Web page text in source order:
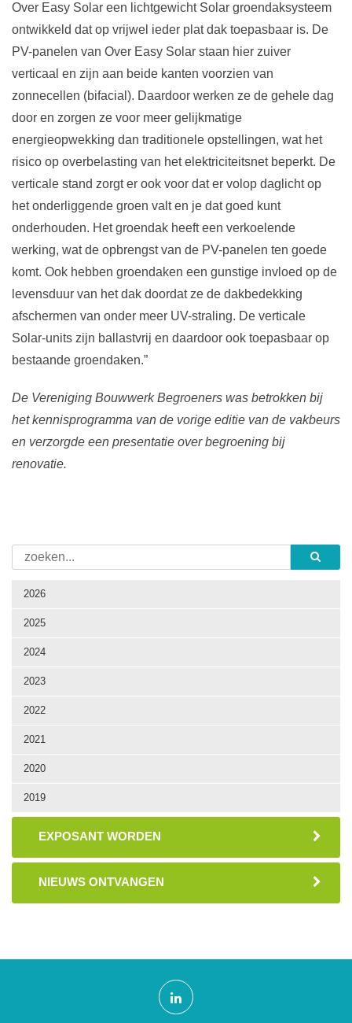
2026
2025
2024
2023
2022
2021
2020
2019
EXPOSANT WORDEN
NIEUWS ONTVANGEN
Over Easy Solar een lichtgewicht Solar groendaksysteem
ontwikkeld dat op vrijwel ieder plat dak toepasbaar is. De
PV-panelen van Over Easy Solar staan hier zuiver
verticaal en zijn aan beide kanten voorzien van
zonnecellen (bifacial). Daardoor werken ze de gehele dag
door en zorgen ze voor meer gelijkmatige
energieopwekking dan traditionele opstellingen, wat het
risico op overbelasting van het elektriciteitsnet beperkt. De
verticale stand zorgt er ook voor dat er volop daglicht op
het onderliggende groen valt en je dat goed kunt
onderhouden. Het groendak heeft een verkoelende
werking, wat de opbrengst van de PV-panelen ten goede
komt. Ook hebben groendaken een gunstige invloed op de
levensduur van het dak doordat ze de dakbedekking
afschermen van onder meer UV-straling. De verticale
Solar-units zijn ballastvrij en daardoor ook toepasbaar op
bestaande groendaken.”
De Vereniging Bouwwerk Begroeners was betrokken bij
het kennisprogramma van de vorige editie van de vakbeurs
en verzorgde een presentatie over begroening bij
renovatie.